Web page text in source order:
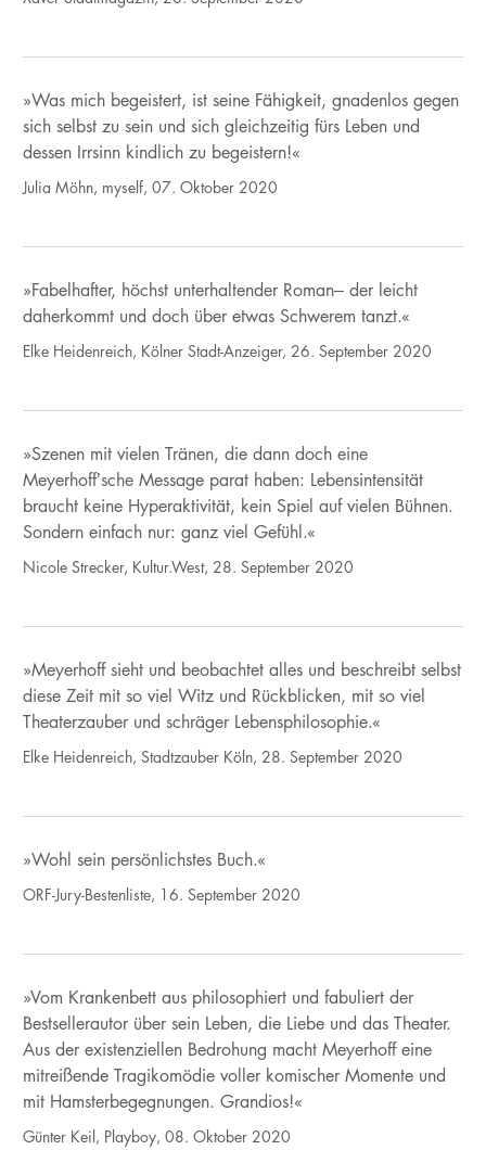
»Was mich begeistert, ist seine Fähigkeit, gnadenlos gegen
sich selbst zu sein und sich gleichzeitig fürs Leben und
dessen Irrsinn kindlich zu begeistern!«
Julia Möhn, myself, 07. Oktober 2020
»Fabelhafter, höchst unterhaltender Roman– der leicht
daherkommt und doch über etwas Schwerem tanzt.«
Elke Heidenreich, Kölner Stadt-Anzeiger, 26. September 2020
»Szenen mit vielen Tränen, die dann doch eine
Meyerhoff’sche Message parat haben: Lebensintensität
braucht keine Hyperaktivität, kein Spiel auf vielen Bühnen.
Sondern einfach nur: ganz viel Gefühl.«
Nicole Strecker, Kultur.West, 28. September 2020
»Meyerhoff sieht und beobachtet alles und beschreibt selbst
diese Zeit mit so viel Witz und Rückblicken, mit so viel
Theaterzauber und schräger Lebensphilosophie.«
Elke Heidenreich, Stadtzauber Köln, 28. September 2020
»Wohl sein persönlichstes Buch.«
ORF-Jury-Bestenliste, 16. September 2020
»Vom Krankenbett aus philosophiert und fabuliert der
Bestsellerautor über sein Leben, die Liebe und das Theater.
Aus der existenziellen Bedrohung macht Meyerhoff eine
mitreißende Tragikomödie voller komischer Momente und
mit Hamsterbegegnungen. Grandios!«
Günter Keil, Playboy, 08. Oktober 2020